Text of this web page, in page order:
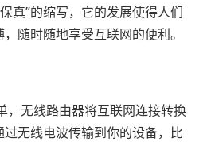
真”的缩写，它的发展使得人们
随时随地享受互联网的便利。
，无线路由器将互联网连接转换
无线电波传输到你的设备，比